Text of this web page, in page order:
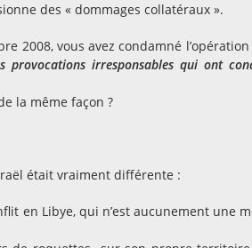
des « dommages collatéraux ».
2008, vous avez condamné
provocations irresponsables qui ont
la même façon ?
était vraiment différente :
en Libye, qui n’est aucunement une